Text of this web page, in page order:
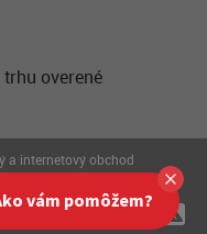
overené
a internetový obchod
vám pomôžem?